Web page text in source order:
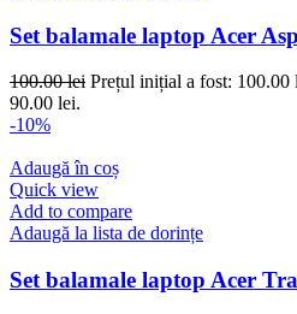
Set balamale laptop Acer
100.00lei Prețul inițial a fost: 100.00
90.00 lei.
-10%
Adaugă în coș
Quick view
Add to compare
Adaugă la lista de dorințe
Set balamale laptop Acer